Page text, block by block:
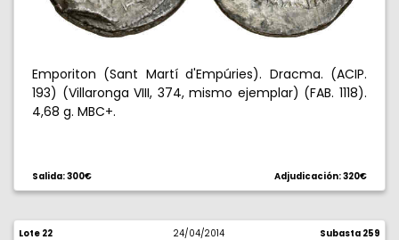
Emporiton (Sant Martí d'Empúries). Dracma. (ACIP.
193) (Villaronga VIII, 374, mismo ejemplar) (FAB. 1118).
4,68 g. MBC+.
Salida: 300€ Adjudicación: 320€
Lote 22 24/04/2014 Subasta 259